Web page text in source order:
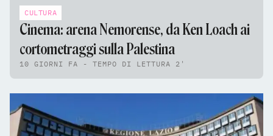
CULTURA
Cinema: arena Nemorense, da Ken Loach ai
cortometraggi sulla Palestina
10 GIORNI FA - TEMPO DI LETTURA 2'